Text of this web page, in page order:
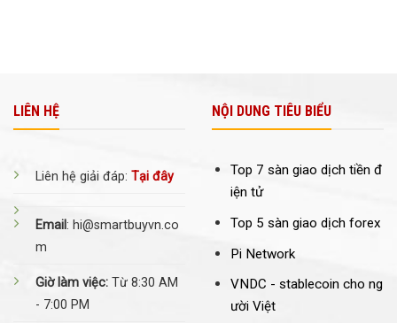
LIÊN HỆ
Liên hệ giải đáp: Tại đây
Email: hi@smartbuyvn.co
m
Giờ làm việc: Từ 8:30 AM
- 7:00 PM
NỘI DUNG TIÊU BIỂU
Top 7 sàn giao dịch tiền đ
iện tử
Top 5 sàn giao dịch forex
Pi Network
VNDC - stablecoin cho ng
ười Việt